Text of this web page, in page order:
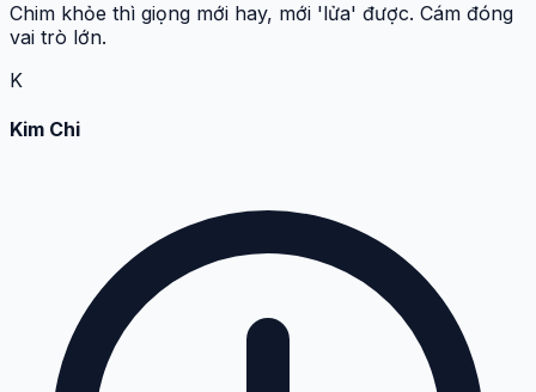
Chim khỏe thì giọng mới hay, mới 'lửa' được. Cám đóng
vai trò lớn.
K
Kim Chi